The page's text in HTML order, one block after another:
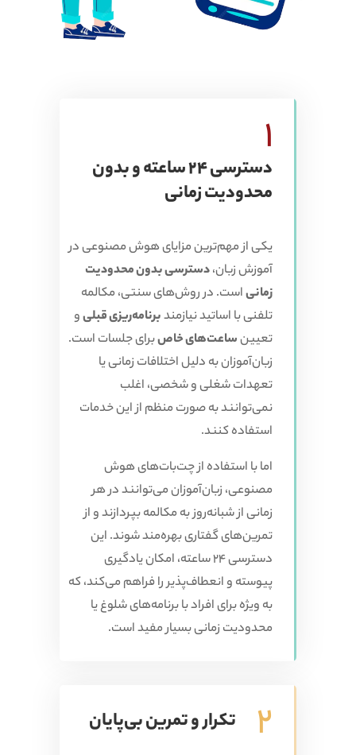
1
دسترسی 24 ساعته و بدون
محدودیت زمانی
یکی از مهم‌ترین مزایای هوش مصنوعی در
آموزش زبان،دسترسی بدون محدودیت
زمانیاست. در روش‌های سنتی، مکالمه
تلفنی با اساتید نیازمندبرنامه‌ریزی قبلیو
تعیینساعت‌های خاصبرای جلسات است.
زبان‌آموزان به دلیل اختلافات زمانی یا
تعهدات شغلی و شخصی، اغلب
نمی‌توانند به صورت منظم از این خدمات
استفاده کنند.
اما با استفاده از چت‌بات‌های هوش
مصنوعی، زبان‌آموزان می‌توانند در هر
زمانی از شبانه‌روز به مکالمه بپردازند و از
تمرین‌های گفتاری بهره‌مند شوند. این
دسترسی 24 ساعته، امکان یادگیری
پیوسته و انعطاف‌پذیر را فراهم می‌کند، که
به ویژه برای افراد با برنامه‌های شلوغ یا
محدودیت زمانی بسیار مفید است.
2 تکرار و تمرین بی‌پایان